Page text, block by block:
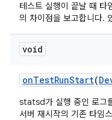
테스트 실행이 끝날 때 타
의 차이점을 보고합니다.
void
onTestRunStart(
statsd가 실행 중인 로그
서버 재시작의 기존 타임